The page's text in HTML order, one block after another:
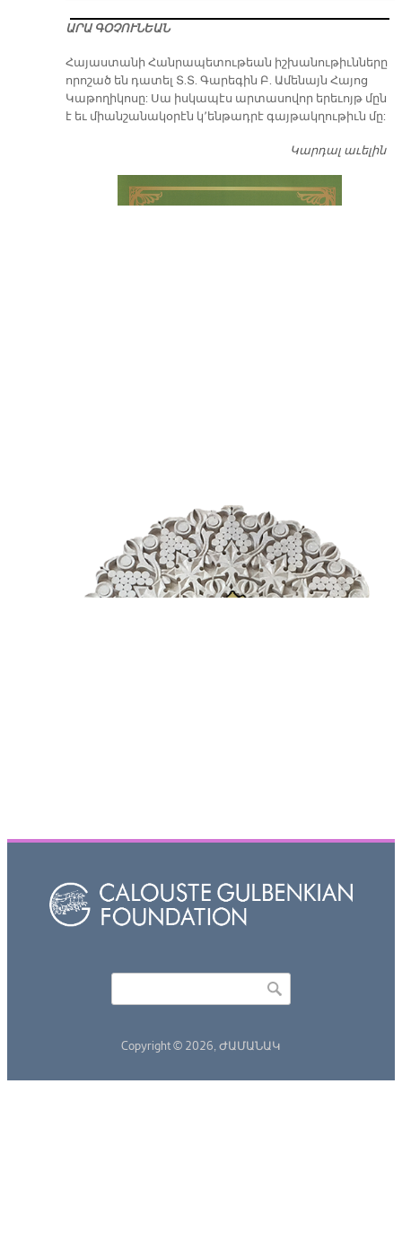
ԱՐԱ ԳՕՉՈՒՆԵԱՆ
​Հայաստանի Հանրապետութեան իշխանութիւնները
որոշած են դատել Տ.Տ. Գարեգին Բ. Ամենայն Հայոց
Կաթողիկոսը: Սա իսկապէս արտասովոր երեւոյթ մըն
է եւ միանշանակօրէն կ՚ենթադրէ գայթակղութիւն մը:
Կարդալ աւելին
Copyright © 2026, ԺԱՄԱՆԱԿ